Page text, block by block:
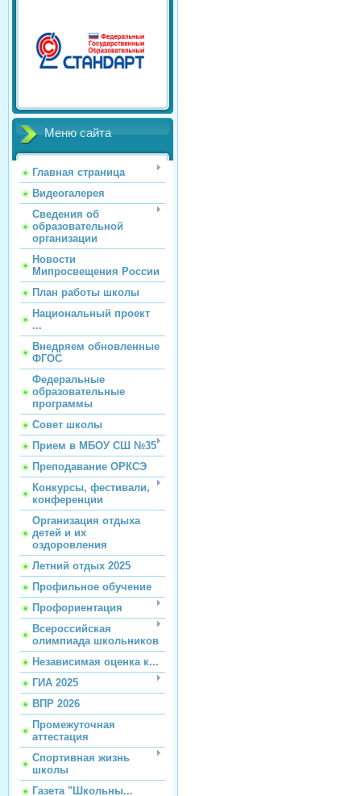
Меню сайта
Главная страница
Видеогалерея
Сведения об
образовательной
организации
Новости
Мипросвещения России
План работы школы
Национальный проект
...
Внедряем обновленные
ФГОС
Федеральные
образовательные
программы
Совет школы
Прием в МБОУ СШ №35
Преподавание ОРКСЭ
Конкурсы, фестивали,
конференции
Организация отдыха
детей и их
оздоровления
Летний отдых 2025
Профильное обучение
Профориентация
Всероссийская
олимпиада школьников
Независимая оценка к...
ГИА 2025
ВПР 2026
Промежуточная
аттестация
Спортивная жизнь
школы
Газета "Школьны...